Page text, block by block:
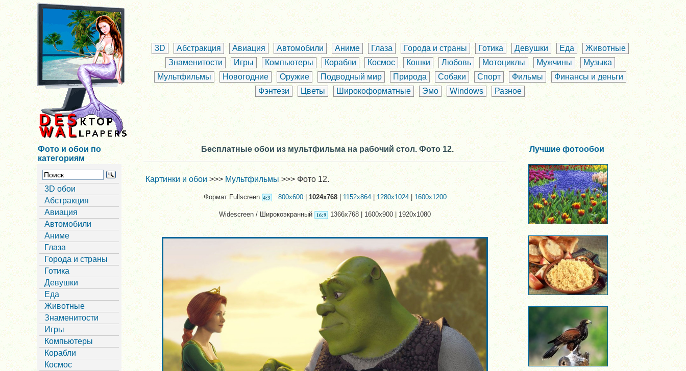
3D Абстракция Авиация Автомобили Аниме Глаза Города и страны Готика Девушки Еда
Животные
Знаменитости
Игры Компьютеры Корабли Космос Кошки Любовь Мотоциклы Мужчины
Музыка
Мультфильмы
Новогодние Оружие Подводный мир Природа Собаки Спорт Фильмы
Финансы и деньги
Фэнтези
Цветы Широкоформатные Эмо Windows Разное
Фото и обои по
категориям
3D обои
Абстракция
Авиация
Автомобили
Аниме
Глаза
Города и страны
Готика
Девушки
Еда
Животные
Знаменитости
Игры
Компьютеры
Корабли
Космос
Бесплатные обои из мультфильма на рабочий стол. Фото 12.
Картинки и обои>>>Мультфильмы>>> Фото 12.
Формат Fullscreen 800x600|1024x768| 1152x864|1280x1024| 1600x1200
Widescreen / Широкоэкранный 1366x768 | 1600x900 | 1920x1080
Лучшие фотообои